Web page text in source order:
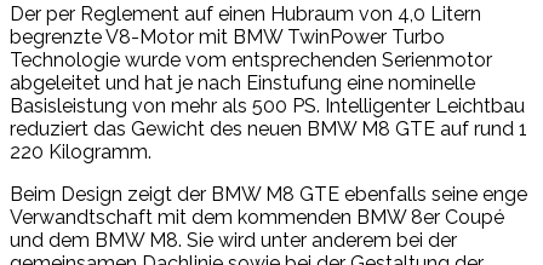
Der per Reglement auf einen Hubraum von 4,0 Litern
begrenzte V8-Motor mit BMW TwinPower Turbo
Technologie wurde vom entsprechenden Serienmotor
abgeleitet und hat je nach Einstufung eine nominelle
Basisleistung von mehr als 500 PS. Intelligenter Leichtbau
reduziert das Gewicht des neuen BMW M8 GTE auf rund 1
220 Kilogramm.
Beim Design zeigt der BMW M8 GTE ebenfalls seine enge
Verwandtschaft mit dem kommenden BMW 8er Coupé
und dem BMW M8. Sie wird unter anderem bei der